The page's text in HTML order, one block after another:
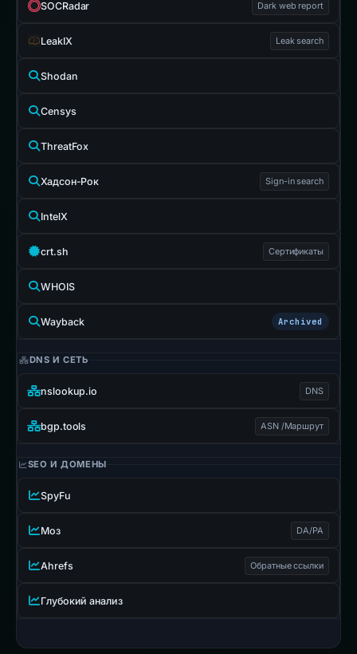
SOCRadar Dark web report
LeakIX Leak search
Shodan
Censys
ThreatFox
Хадсон-Рок Sign-in search
IntelX
crt.sh Сертификаты
WHOIS
Wayback Archived
DNS И СЕТЬ
nslookup.io DNS
bgp.tools ASN /Маршрут
SEO И ДОМЕНЫ
SpyFu
Моз DA/PA
Ahrefs Обратные ссылки
Глубокий анализ